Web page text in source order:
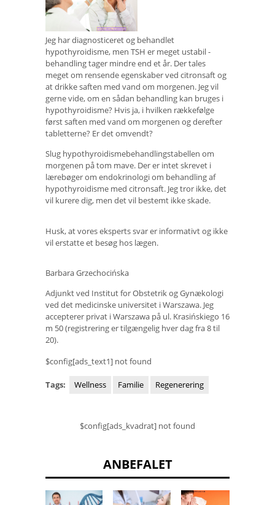
Jeg har diagnosticeret og behandlet
hypothyroidisme, men TSH er meget ustabil -
behandling tager mindre end et år. Der tales
meget om rensende egenskaber ved citronsaft og
at drikke saften med vand om morgenen. Jeg vil
gerne vide, om en sådan behandling kan bruges i
hypothyroidisme? Hvis ja, i hvilken rækkefølge
først saften med vand om morgenen og derefter
tabletterne? Er det omvendt?
Slug hypothyroidismebehandlingstabellen om
morgenen på tom mave. Der er intet skrevet i
lærebøger om endokrinologi om behandling af
hypothyroidisme med citronsaft. Jeg tror ikke, det
vil kurere dig, men det vil bestemt ikke skade.
Husk, at vores eksperts svar er informativt og ikke
vil erstatte et besøg hos lægen.
Barbara Grzechocińska
Adjunkt ved Institut for Obstetrik og Gynækologi
ved det medicinske universitet i Warszawa. Jeg
accepterer privat i Warszawa på ul. Krasińskiego 16
m 50 (registrering er tilgængelig hver dag fra 8 til
20).
$config[ads_text1] not found
Tags: Wellness Familie Regenerering
$config[ads_kvadrat] not found
ANBEFALET